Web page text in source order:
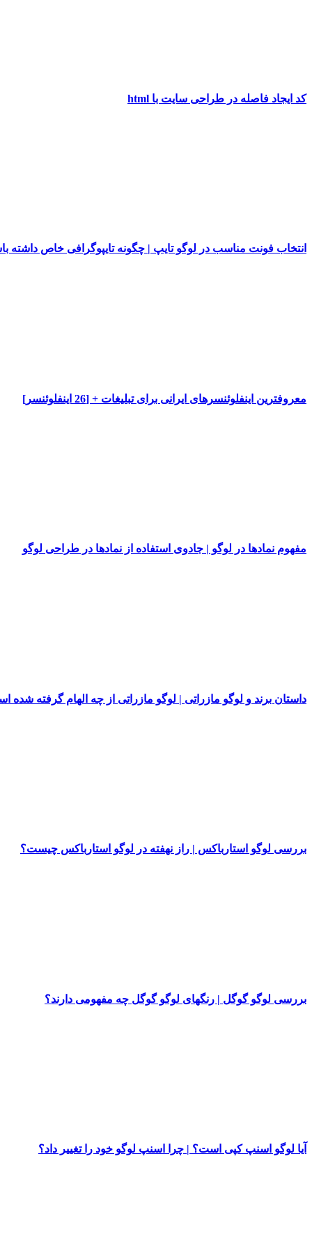
کد ایجاد فاصله در طراحی سایت با html
انتخاب فونت مناسب در لوگو تایپ | چگونه تایپوگرافی خاص داشته
معروفترین اینفلوئنسرهای ایرانی برای تبلیغات + [26 اینفلوئنسر]
مفهوم نمادها در لوگو | جادوی استفاده از نمادها در طراحی لوگو
داستان برند و لوگو مازراتی | لوگو مازراتی از چه الهام گرفته شده
بررسی لوگو استارباکس | راز نهفته در لوگو استارباکس چیست؟
بررسی لوگو گوگل | رنگهای لوگو گوگل چه مفهومی دارند؟
آیا لوگو اسنپ کپی است؟ | چرا اسنپ لوگو خود را تغییر داد؟